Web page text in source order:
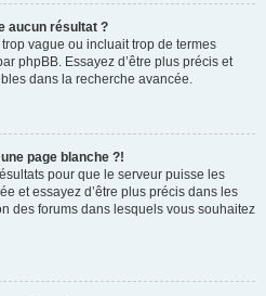
aucun résultat ?
vague ou incluait trop de termes
phpBB. Essayez d’être plus précis et
dans la recherche avancée.
page blanche ?!
pour que le serveur puisse les
et essayez d’être plus précis dans les
des forums dans lesquels vous souhaitez